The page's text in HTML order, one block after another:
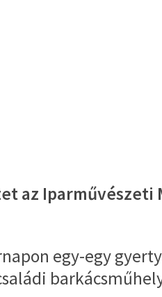
az Iparművészeti
egy-egy